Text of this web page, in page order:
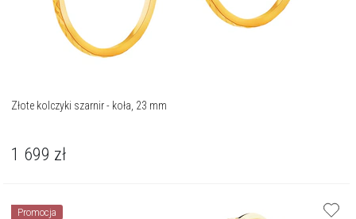
Złote kolczyki szarnir - koła, 23 mm
1 699 zł
Promocja